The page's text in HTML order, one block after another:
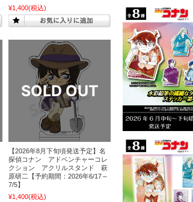
¥1,400(税込)
【2026年8月下旬頃発送予定】名
探偵コナン アドベンチャーコレ
クション アクリルスタンド 萩
原研二【予約期間：2026年6/17～
7/5】
¥1,400(税込)